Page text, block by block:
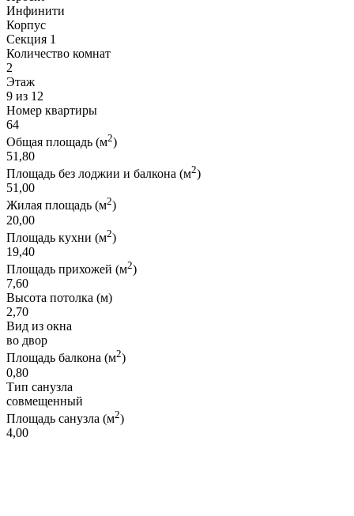
Инфинити
Корпус
Секция 1
Количество комнат
2
Этаж
9 из 12
Номер квартиры
64
Общая площадь (м2)
51,80
Площадь без лоджии и балкона (м2)
51,00
Жилая площадь (м2)
20,00
Площадь кухни (м2)
19,40
Площадь прихожей (м2)
7,60
Высота потолка (м)
2,70
Вид из окна
во двор
Площадь балкона (м2)
0,80
Тип санузла
совмещенный
Площадь санузла (м2)
4,00